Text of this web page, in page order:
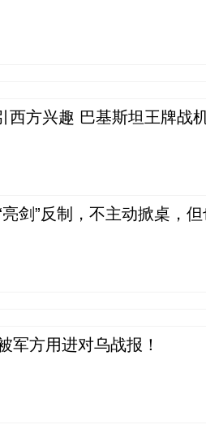
西方兴趣 巴基斯坦王牌战
剑”反制，不主动掀桌，
军方用进对乌战报！